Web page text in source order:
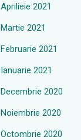
Aprilieie 2021
Martie 2021
Februarie 2021
Ianuarie 2021
Decembrie 2020
Noiembrie 2020
Octombrie 2020